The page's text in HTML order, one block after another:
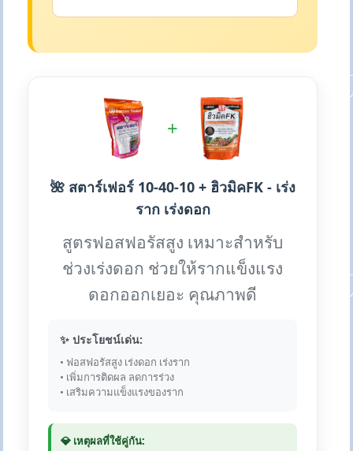
+
🌺 สตาร์เฟอร์ 10-40-10 + ฮิวมิคFK - เร่ง
ราก เร่งดอก
สูตรฟอสฟอรัสสูง เหมาะสำหรับ
ช่วงเร่งดอก ช่วยให้รากแข็งแรง
ดอกออกเยอะ คุณภาพดี
✨ ประโยชน์เด่น:
• ฟอสฟอรัสสูง เร่งดอก เร่งราก
• เพิ่มการติดผล ลดการร่วง
• เสริมความแข็งแรงของราก
💎 เหตุผลที่ใช้คู่กัน: